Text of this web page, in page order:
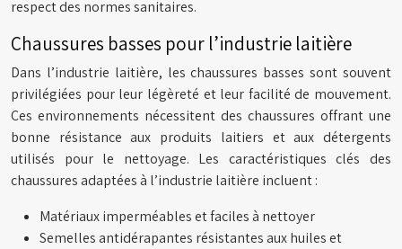
respect des normes sanitaires.
Chaussures basses pour l’industrie laitière
Dans l’industrie laitière, les chaussures basses sont souvent
privilégiées pour leur légèreté et leur facilité de mouvement.
Ces environnements nécessitent des chaussures offrant une
bonne résistance aux produits laitiers et aux détergents
utilisés pour le nettoyage. Les caractéristiques clés des
chaussures adaptées à l’industrie laitière incluent :
Matériaux imperméables et faciles à nettoyer
Semelles antidérapantes résistantes aux huiles et